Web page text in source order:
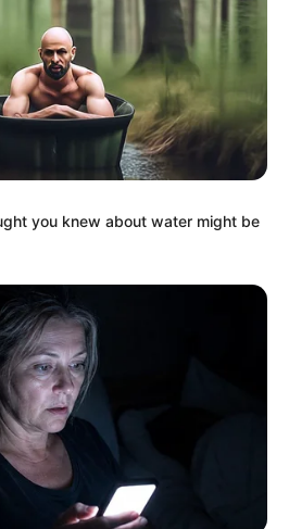
szavakba önteni
most sokak gyászát
🕯💔
you knew about water might be